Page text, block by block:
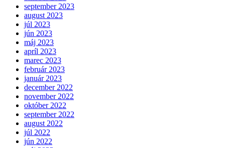
september 2023
august 2023
júl 2023
jún 2023
máj 2023
apríl 2023
marec 2023
február 2023
január 2023
december 2022
november 2022
október 2022
september 2022
august 2022
júl 2022
jún 2022